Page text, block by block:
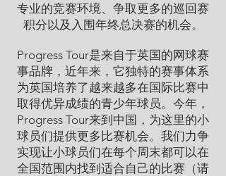
专业的竞赛环境、争取更多的巡回赛
积分以及入围年终总决赛的机会。
Progress Tour是来自于英国的网球赛
事品牌，近年来，它独特的赛事体系
为英国培养了越来越多在国际比赛中
取得优异成绩的青少年球员。今年，
Progress Tour来到中国，为这里的小
球员们提供更多比赛机会。我们力争
实现让小球员们在每个周末都可以在
全国范围内找到适合自己的比赛（请